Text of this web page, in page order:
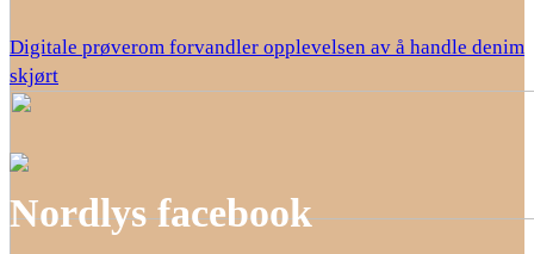
Digitale prøverom forvandler opplevelsen av å handle denim
skjørt
Nordlys facebook